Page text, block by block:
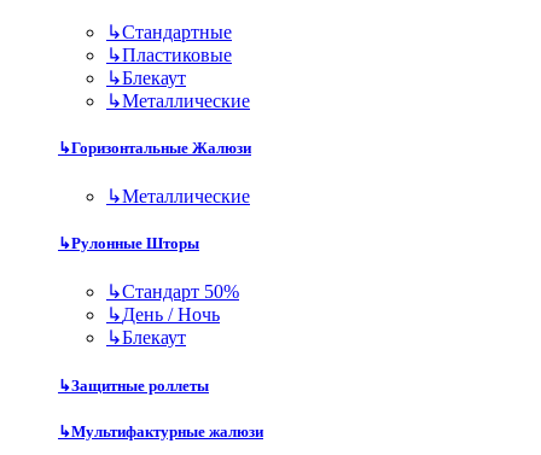
↳Стандартные
↳Пластиковые
↳Блекаут
↳Металлические
↳Горизонтальные Жалюзи
↳Металлические
↳Рулонные Шторы
↳Стандарт 50%
↳День / Ночь
↳Блекаут
↳Защитные роллеты
↳Мультифактурные жалюзи